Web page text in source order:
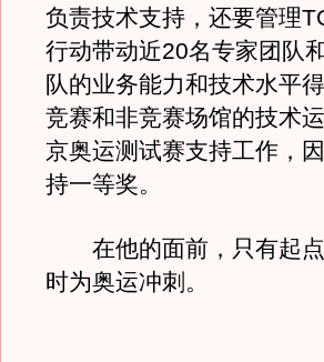
负责技术支持，还要管理
行动带动近20名专家团队
队的业务能力和技术水平
竞赛和非竞赛场馆的技术
京奥运测试赛支持工作，
持一等奖。
在他的面前，只有起点
时为奥运冲刺。